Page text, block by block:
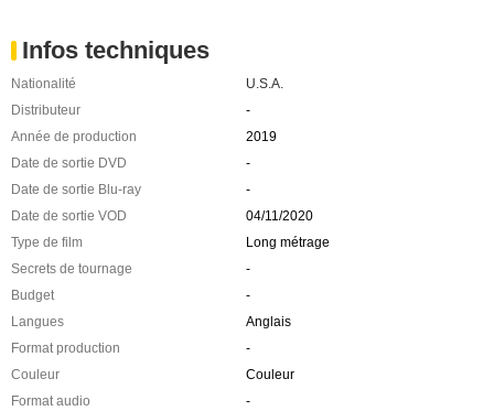
Infos techniques
Nationalité
U.S.A.
Distributeur
-
Année de production
2019
Date de sortie DVD
-
Date de sortie Blu-ray
-
Date de sortie VOD
04/11/2020
Type de film
Long métrage
Secrets de tournage
-
Budget
-
Langues
Anglais
Format production
-
Couleur
Couleur
Format audio
-